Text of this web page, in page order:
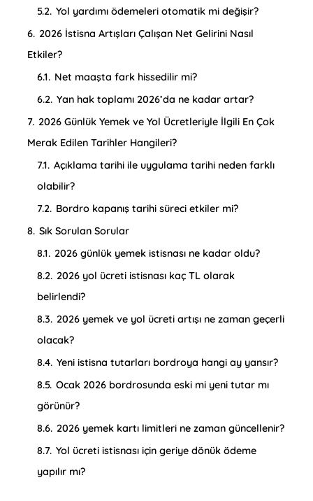
5.2. Yol yardımı ödemeleri otomatik mi değişir?
6. 2026 İstisna Artışları Çalışan Net Gelirini Nasıl
Etkiler?
6.1. Net maaşta fark hissedilir mi?
6.2. Yan hak toplamı 2026’da ne kadar artar?
7. 2026 Günlük Yemek ve Yol Ücretleriyle İlgili En Çok
Merak Edilen Tarihler Hangileri?
7.1. Açıklama tarihi ile uygulama tarihi neden farklı
olabilir?
7.2. Bordro kapanış tarihi süreci etkiler mi?
8. Sık Sorulan Sorular
8.1. 2026 günlük yemek istisnası ne kadar oldu?
8.2. 2026 yol ücreti istisnası kaç TL olarak
belirlendi?
8.3. 2026 yemek ve yol ücreti artışı ne zaman geçerli
olacak?
8.4. Yeni istisna tutarları bordroya hangi ay yansır?
8.5. Ocak 2026 bordrosunda eski mi yeni tutar mı
görünür?
8.6. 2026 yemek kartı limitleri ne zaman güncellenir?
8.7. Yol ücreti istisnası için geriye dönük ödeme
yapılır mı?